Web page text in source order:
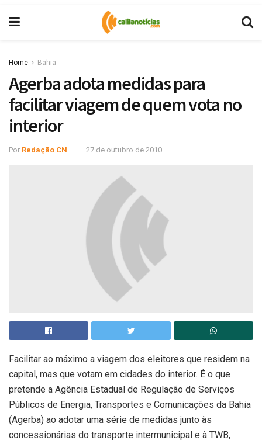
Home Bahia
Agerba adota medidas para
facilitar viagem de quem vota no
interior
Por Redação CN 27 de outubro de 2010
Facilitar ao máximo a viagem dos eleitores que residem na
capital, mas que votam em cidades do interior. É o que
pretende a Agência Estadual de Regulação de Serviços
Públicos de Energia, Transportes e Comunicações da Bahia
(Agerba) ao adotar uma série de medidas junto às
concessionárias do transporte intermunicipal e à TWB,